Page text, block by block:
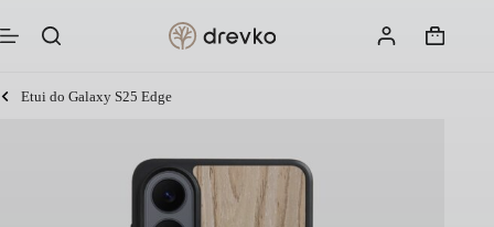
do
treści
Koszyk
Etui do Galaxy S25 Edge